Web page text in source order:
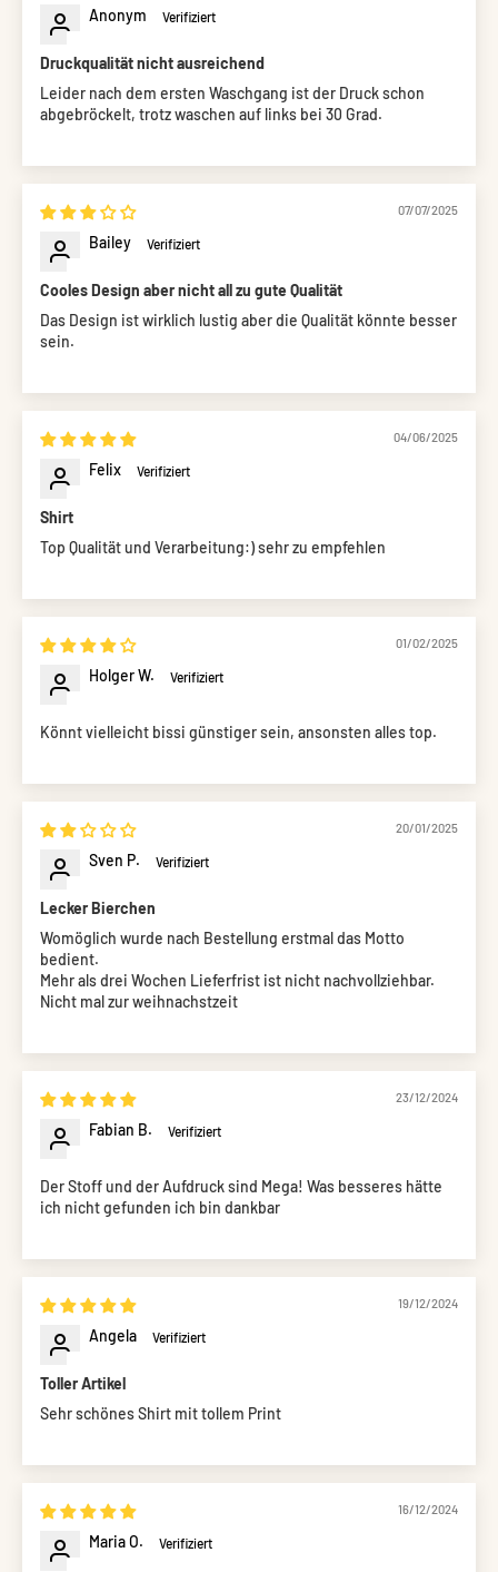
Anonym
Druckqualität nicht ausreichend
Leider nach dem ersten Waschgang ist der Druck schon
abgebröckelt, trotz waschen auf links bei 30 Grad.
07/07/2025
Bailey
Cooles Design aber nicht all zu gute Qualität
Das Design ist wirklich lustig aber die Qualität könnte besser
sein.
04/06/2025
Felix
Shirt
Top Qualität und Verarbeitung:) sehr zu empfehlen
01/02/2025
Holger W.
Könnt vielleicht bissi günstiger sein, ansonsten alles top.
20/01/2025
Sven P.
Lecker Bierchen
Womöglich wurde nach Bestellung erstmal das Motto
bedient.
Mehr als drei Wochen Lieferfrist ist nicht nachvollziehbar.
Nicht mal zur weihnachstzeit
23/12/2024
Fabian B.
Der Stoff und der Aufdruck sind Mega! Was besseres hätte
ich nicht gefunden ich bin dankbar
19/12/2024
Angela
Toller Artikel
Sehr schönes Shirt mit tollem Print
16/12/2024
Maria O.